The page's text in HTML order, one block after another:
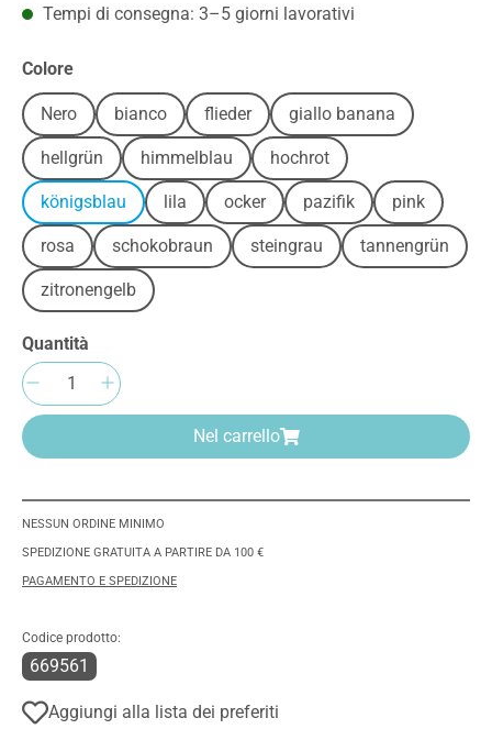
Tempi di consegna: 3–5 giorni lavorativi
Seleziona
Colore
Nero bianco flieder giallo banana
hellgrün himmelblau hochrot
königsblau lila ocker pazifik pink
rosa schokobraun steingrau tannengrün
zitronengelb
Quantità
Quantità del prodotto: inserisci la quantità
Nel carrello
NESSUN ORDINE MINIMO
SPEDIZIONE GRATUITA A PARTIRE DA 100 €
PAGAMENTO E SPEDIZIONE
Codice prodotto:
669561
Aggiungi alla lista dei preferiti